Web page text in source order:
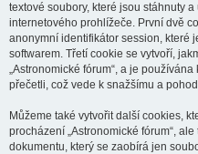
textové soubory, které jsou stáhnuty
internetového prohlížeče. První dvě
anonymní identifikátor session, které
softwarem. Třetí cookie se vytvoří,
„Astronomické fórum“, a je
přečetli, což vede k snažšímu a
Můžeme také vytvořit další cookies,
procházení „Astronomické fórum“,
dokumentu, který se zaobírá jen